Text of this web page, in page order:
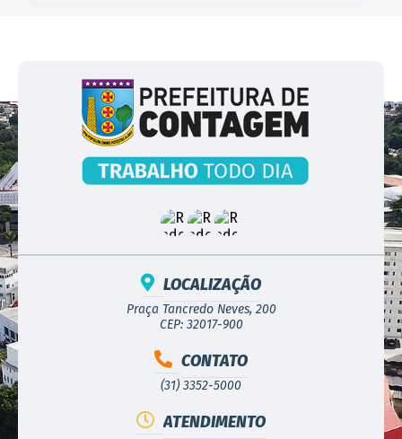
LOCALIZAÇÃO
Praça Tancredo Neves, 200
CEP: 32017-900
CONTATO
(31) 3352-5000
ATENDIMENTO